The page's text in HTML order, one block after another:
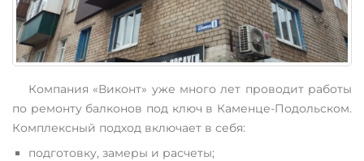
Компания «Виконт» уже много лет проводит работы
по ремонту балконов под ключ в Каменце-Подольском.
Комплексный подход включает в себя:
подготовку, замеры и расчеты;